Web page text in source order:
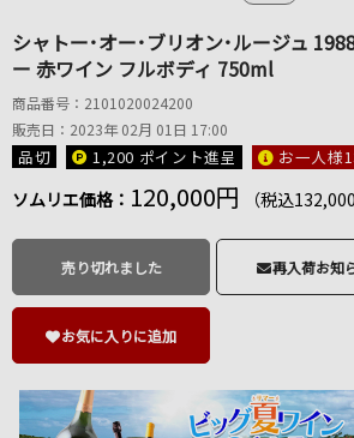
シャトー･オー･ブリオン･ルージュ
ー 赤ワイン フルボディ 750ml
商品番号：2101020024200
販売日：2023年 02月 01日 17:00
品切 1,200 ポイント進呈 お一人様
ソムリエ価格： 120,000円 （税込132,000
売り切れました 再入荷お知
お気に入りに追加